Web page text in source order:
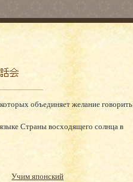
объединяет желание говорить
Страны восходящего солнца в
Учим японский